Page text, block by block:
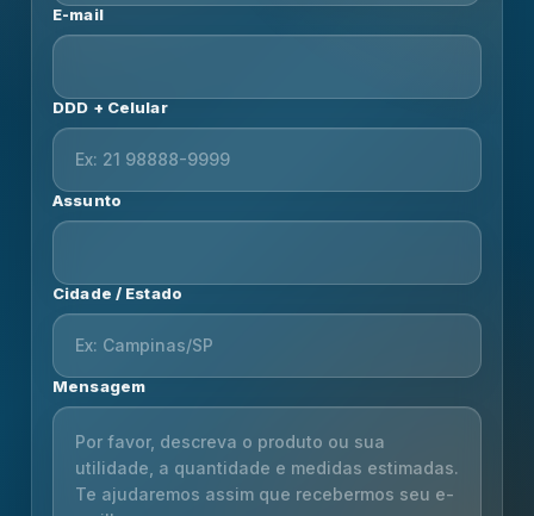
E-mail
DDD + Celular
Assunto
Cidade / Estado
Mensagem